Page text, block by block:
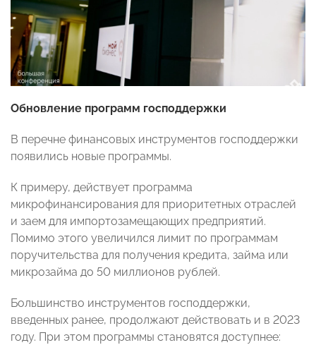
Обновление программ господдержки
В перечне финансовых инструментов господдержки
появились новые программы.
К примеру, действует программа
микрофинансирования для приоритетных отраслей
и заем для импортозамещающих предприятий.
Помимо этого увеличился лимит по программам
поручительства для получения кредита, займа или
микрозайма до 50 миллионов рублей.
Большинство инструментов господдержки,
введенных ранее, продолжают действовать и в 2023
году. При этом программы становятся доступнее: